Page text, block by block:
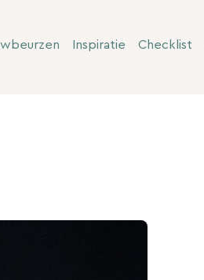
Inspiratie Checklist